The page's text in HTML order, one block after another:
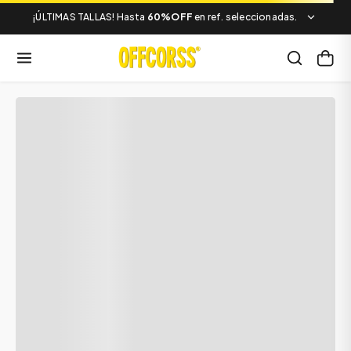
¡ÚLTIMAS TALLAS! Hasta 60%OFF en ref. seleccionadas.